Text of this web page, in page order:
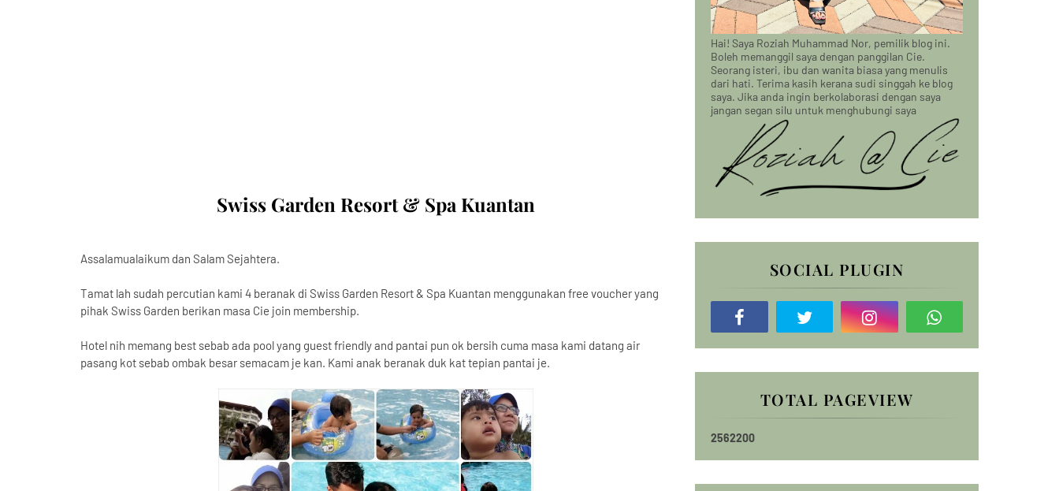
Swiss Garden Resort & Spa Kuantan
Assalamualaikum dan Salam Sejahtera.
Tamat lah sudah percutian kami 4 beranak di Swiss Garden Resort & Spa Kuantan menggunakan free voucher yang
pihak Swiss Garden berikan masa Cie join membership.
Hotel nih memang best sebab ada pool yang guest friendly and pantai pun ok bersih cuma masa kami datang air
pasang kot sebab ombak besar semacam je kan. Kami anak beranak duk kat tepian pantai je.
Hai! Saya Roziah Muhammad Nor, pemilik blog ini.
Boleh memanggil saya dengan panggilan Cie.
Seorang isteri, ibu dan wanita biasa yang menulis
dari hati. Terima kasih kerana sudi singgah ke blog
saya. Jika anda ingin berkolaborasi dengan saya
jangan segan silu untuk menghubungi saya
SOCIAL PLUGIN
TOTAL PAGEVIEW
2562200